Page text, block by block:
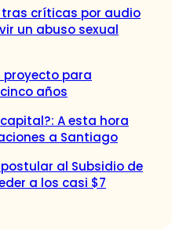
tras críticas por audio
un abuso sexual
para
años
A esta hora
a Santiago
al Subsidio de
a los casi $7